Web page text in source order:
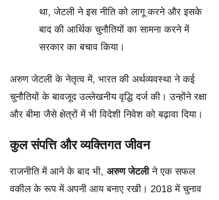
था, जेटली ने इस नीति को लागू करने और इसके
बाद की आर्थिक चुनौतियों का सामना करने में
सरकार का बचाव किया।
अरुण जेटली के नेतृत्व में, भारत की अर्थव्यवस्था ने कई
चुनौतियों के बावजूद उल्लेखनीय वृद्धि दर्ज की। उन्होंने रक्षा
और बीमा जैसे क्षेत्रों में भी विदेशी निवेश को बढ़ावा दिया।
कुल संपत्ति और व्यक्तिगत जीवन
राजनीति में आने के बाद भी, अरुण जेटलीने एक सफल
वकील के रूप में अपनी आय बनाए रखी। 2018 में चुनाव